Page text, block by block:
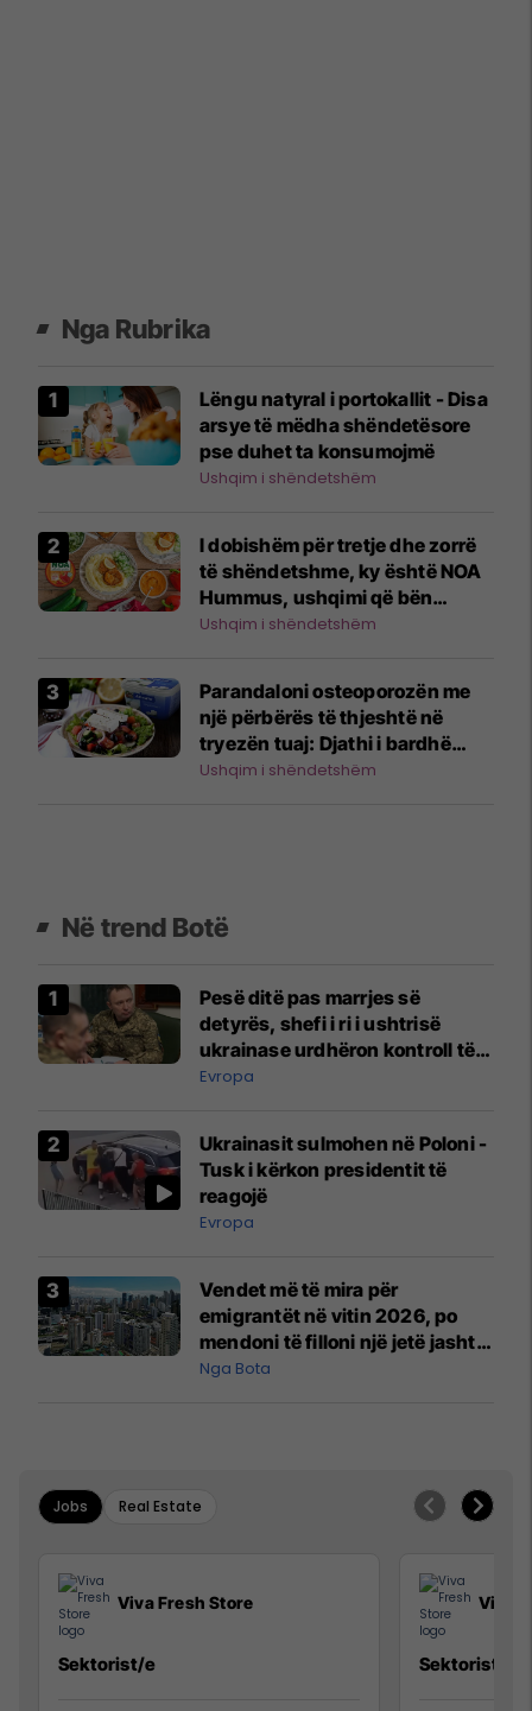
Nga Rubrika
Lëngu natyral i portokallit - Disa
arsye të mëdha shëndetësore
pse duhet ta konsumojmë
Ushqim i shëndetshëm
I dobishëm për tretje dhe zorrë
të shëndetshme, ky është NOA
Hummus, ushqimi që bën
mrekullinë
Ushqim i shëndetshëm
Parandaloni osteoporozën me
një përbërës të thjeshtë në
tryezën tuaj: Djathi i bardhë
Akadia
Ushqim i shëndetshëm
Në trend Botë
Pesë ditë pas marrjes së
detyrës, shefi i ri i ushtrisë
ukrainase urdhëron kontroll të
madh
Evropa
Ukrainasit sulmohen në Poloni -
Tusk i kërkon presidentit të
reagojë
Evropa
Vendet më të mira për
emigrantët në vitin 2026, po
mendoni të filloni një jetë jashtë
vendit?
Nga Bota
Jobs Real Estate
Viva Fresh Store
Sektorist/e
Viva
Sektorist/e